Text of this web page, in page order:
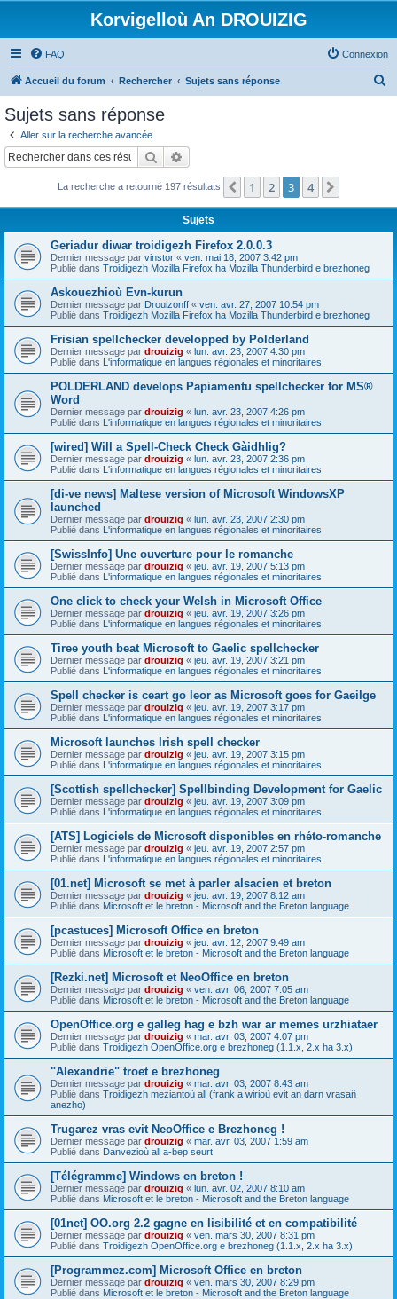
Korvigelloù An DROUIZIG
FAQ Connexion
Accueil du forum Rechercher Sujets sans réponse
c
Sujets sans réponse
Aller sur la recherche avancée
Rechercher
La recherche a retourné 197 résultats Précédent
1 2 3 4
Sujets
Geriadur diwar troidigezh Firefox 2.0.0.3
Dernier message par vinstor « ven. mai 18, 2007 3:42 pm
Publié dans Troidigezh Mozilla Firefox ha Mozilla Thunderbird e brezhoneg
Askouezhioù Evn-kurun
Dernier message par Drouizonff « ven. avr. 27, 2007 10:54 pm
Publié dans Troidigezh Mozilla Firefox ha Mozilla Thunderbird e brezhoneg
Frisian spellchecker developped by Polderland
Dernier message par drouizig « lun. avr. 23, 2007 4:30 pm
Publié dans L'informatique en langues régionales et minoritaires
POLDERLAND develops Papiamentu spellchecker for MS®
Word
Dernier message par drouizig « lun. avr. 23, 2007 4:26 pm
Publié dans L'informatique en langues régionales et minoritaires
[wired] Will a Spell-Check Check Gàidhlig?
Dernier message par drouizig « lun. avr. 23, 2007 2:36 pm
Publié dans L'informatique en langues régionales et minoritaires
[di-ve news] Maltese version of Microsoft WindowsXP
launched
Dernier message par drouizig « lun. avr. 23, 2007 2:30 pm
Publié dans L'informatique en langues régionales et minoritaires
[SwissInfo] Une ouverture pour le romanche
Dernier message par drouizig « jeu. avr. 19, 2007 5:13 pm
Publié dans L'informatique en langues régionales et minoritaires
One click to check your Welsh in Microsoft Office
Dernier message par drouizig « jeu. avr. 19, 2007 3:26 pm
Publié dans L'informatique en langues régionales et minoritaires
Tiree youth beat Microsoft to Gaelic spellchecker
Dernier message par drouizig « jeu. avr. 19, 2007 3:21 pm
Publié dans L'informatique en langues régionales et minoritaires
Spell checker is ceart go leor as Microsoft goes for Gaeilge
Dernier message par drouizig « jeu. avr. 19, 2007 3:17 pm
Publié dans L'informatique en langues régionales et minoritaires
Microsoft launches Irish spell checker
Dernier message par drouizig « jeu. avr. 19, 2007 3:15 pm
Publié dans L'informatique en langues régionales et minoritaires
[Scottish spellchecker] Spellbinding Development for Gaelic
Dernier message par drouizig « jeu. avr. 19, 2007 3:09 pm
Publié dans L'informatique en langues régionales et minoritaires
[ATS] Logiciels de Microsoft disponibles en rhéto-romanche
Dernier message par drouizig « jeu. avr. 19, 2007 2:57 pm
Publié dans L'informatique en langues régionales et minoritaires
[01.net] Microsoft se met à parler alsacien et breton
Dernier message par drouizig « jeu. avr. 19, 2007 8:12 am
Publié dans Microsoft et le breton - Microsoft and the Breton language
[pcastuces] Microsoft Office en breton
Dernier message par drouizig « jeu. avr. 12, 2007 9:49 am
Publié dans Microsoft et le breton - Microsoft and the Breton language
[Rezki.net] Microsoft et NeoOffice en breton
Dernier message par drouizig « ven. avr. 06, 2007 7:05 am
Publié dans Microsoft et le breton - Microsoft and the Breton language
OpenOffice.org e galleg hag e bzh war ar memes urzhiataer
Dernier message par drouizig « mar. avr. 03, 2007 4:07 pm
Publié dans Troidigezh OpenOffice.org e brezhoneg (1.1.x, 2.x ha 3.x)
"Alexandrie" troet e brezhoneg
Dernier message par drouizig « mar. avr. 03, 2007 8:43 am
Publié dans Troidigezh meziantoù all (frank a wirioù evit an darn vrasañ
anezho)
Trugarez vras evit NeoOffice e Brezhoneg !
Dernier message par drouizig « mar. avr. 03, 2007 1:59 am
Publié dans Danvezioù all a-bep seurt
[Télégramme] Windows en breton !
Dernier message par drouizig « lun. avr. 02, 2007 8:10 am
Publié dans Microsoft et le breton - Microsoft and the Breton language
[01net] OO.org 2.2 gagne en lisibilité et en compatibilité
Dernier message par drouizig « ven. mars 30, 2007 8:31 pm
Publié dans Troidigezh OpenOffice.org e brezhoneg (1.1.x, 2.x ha 3.x)
[Programmez.com] Microsoft Office en breton
Dernier message par drouizig « ven. mars 30, 2007 8:29 pm
Publié dans Microsoft et le breton - Microsoft and the Breton language